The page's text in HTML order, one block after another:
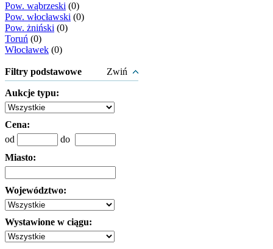
Pow. wąbrzeski (0)
Pow. włocławski (0)
Pow. żniński (0)
Toruń (0)
Włocławek (0)
Filtry podstawowe Zwiń
Aukcje typu:
Cena:
od
do
Miasto:
Województwo:
Wystawione w ciągu: